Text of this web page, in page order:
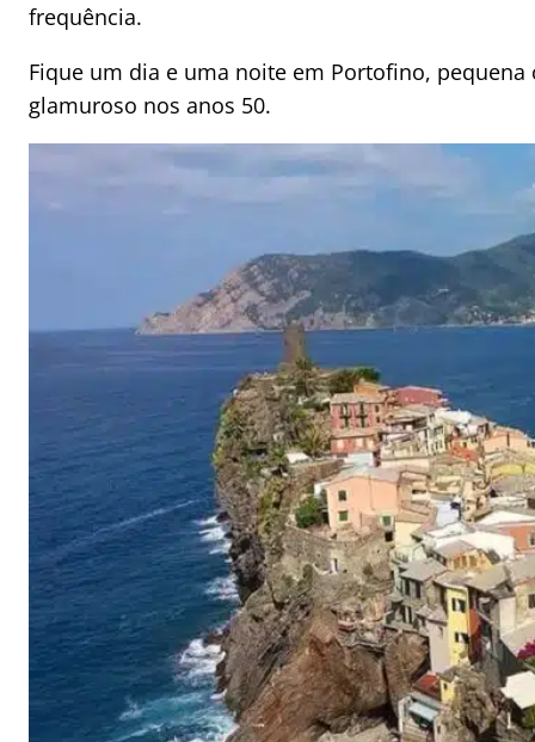
frequência.
Fique um dia e uma noite em Portofino,
glamuroso nos anos 50.